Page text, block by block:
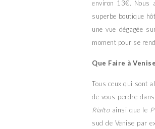
environ 13€. Nous
superbe boutique
une vue dégagée
moment pour se
Que Faire à
Tous ceux qui sont
de vous perdre
Rialtoainsi que le
sud de Venise par